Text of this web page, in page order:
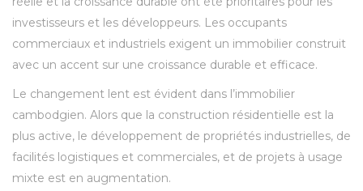
investisseurs et les développeurs. Les occupants
commerciaux et industriels exigent un immobilier construit
avec un accent sur une croissance durable et efficace.
Le changement lent est évident dans l’immobilier
cambodgien. Alors que la construction résidentielle est la
plus active, le développement de propriétés industrielles, de
facilités logistiques et commerciales, et de projets à usage
mixte est en augmentation.